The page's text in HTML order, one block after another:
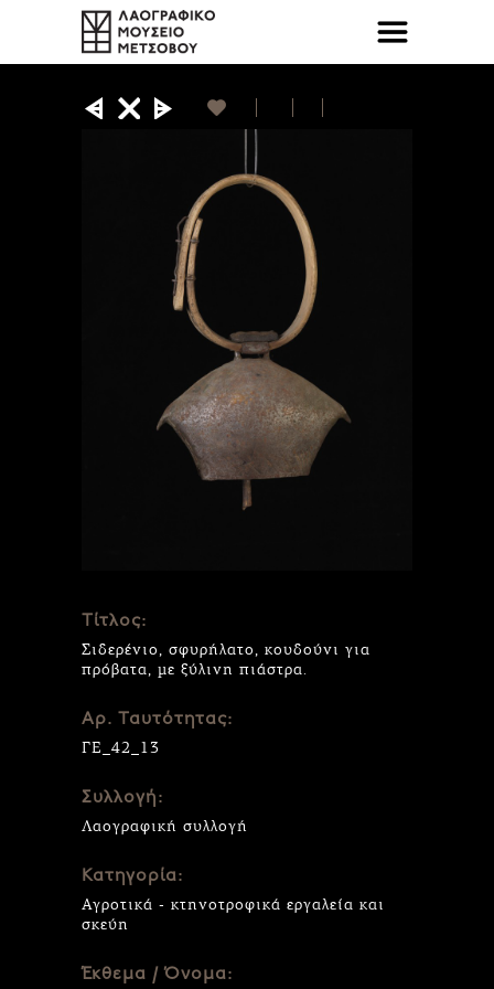
Τίτλος:
Σιδερένιο, σφυρήλατο, κουδούνι για
πρόβατα, με ξύλινη πιάστρα.
Αρ. Ταυτότητας:
ΓΕ_42_13
Συλλογή:
Λαογραφική συλλογή
Κατηγορία:
Αγροτικά - κτηνοτροφικά εργαλεία και
σκεύη
Έκθεμα / Όνομα: